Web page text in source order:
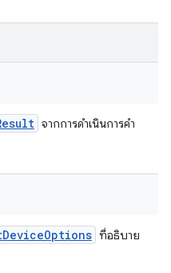
จากการดำเนินการคำ
DeviceOptions ที่อธิบาย